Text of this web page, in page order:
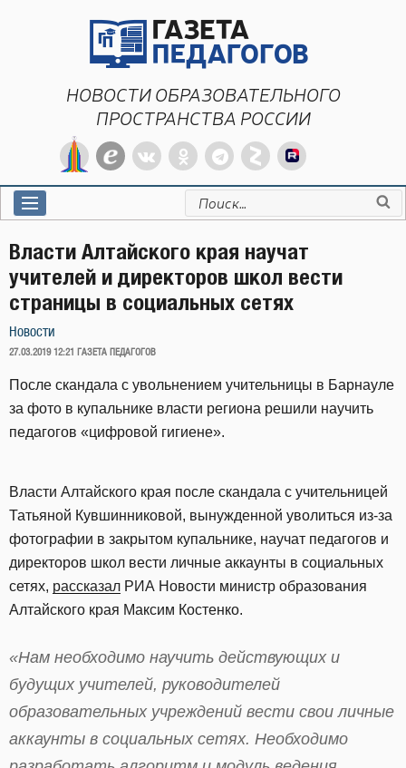
НОВОСТИ ОБРАЗОВАТЕЛЬНОГО
ПРОСТРАНСТВА РОССИИ
Искать:
Власти Алтайского края научат
учителей и директоров школ вести
страницы в социальных сетях
Новости
ОПУБЛИКОВАНО
27.03.2019 12:21 ГАЗЕТА ПЕДАГОГОВ
После скандала с увольнением учительницы в Барнауле
за фото в купальнике власти региона решили научить
педагогов «цифровой гигиене».
Власти Алтайского края после скандала с учительницей
Татьяной Кувшинниковой, вынужденной уволиться из-за
фотографии в закрытом купальнике, научат педагогов и
директоров школ вести личные аккаунты в социальных
сетях, рассказал РИА Новости министр образования
Алтайского края Максим Костенко.
«Нам необходимо научить действующих и
будущих учителей, руководителей
образовательных учреждений вести свои личные
аккаунты в социальных сетях. Необходимо